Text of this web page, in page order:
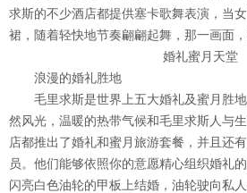
求斯的不少酒店都提供塞卡歌舞表演，当
裙，随着轻快地节奏翩翩起舞，那一画面，
婚礼蜜月天堂
浪漫的婚礼胜地
毛里求斯是世界上五大婚礼及蜜月胜地
然风光，温暖的热带气候和毛里求斯人与
店都推出了婚礼和蜜月旅游套餐，并且还
员。他们能够依照你的意愿精心组织婚礼
闪亮白色油轮的甲板上结婚，油轮驶向私